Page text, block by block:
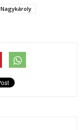
Nagykároly